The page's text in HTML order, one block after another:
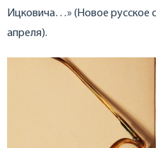
Ицковича…» (Новое русское
апреля).